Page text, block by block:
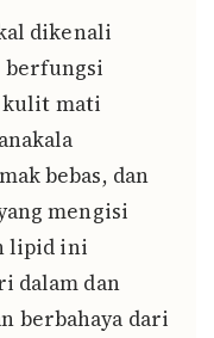
dikenali
berfungsi
kulit mati
bebas, dan
mengisi
lipid ini
dalam dan
berbahaya dari